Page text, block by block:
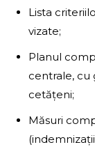
Lista
vizate;
Planul
centrale, cu
cetățeni;
Măsuri